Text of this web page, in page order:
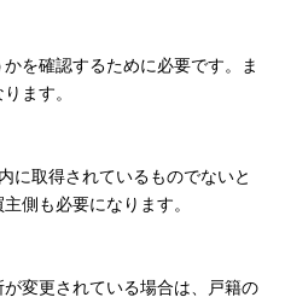
を確認するために必要です。ま
ます。
に取得されているものでないと
側も必要になります。
変更されている場合は、戸籍の